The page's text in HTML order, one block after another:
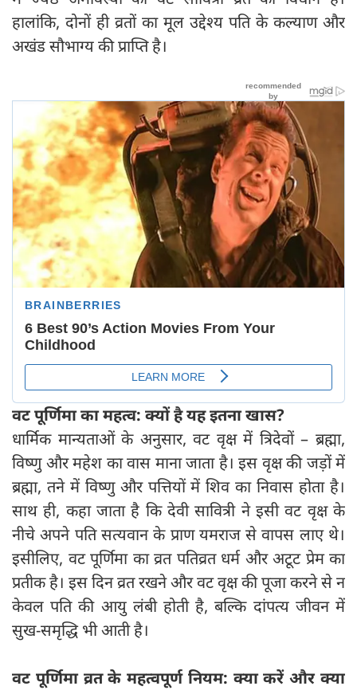
हालांकि, दोनों ही व्रतों का मूल उद्देश्य पति के कल्याण और
अखंड सौभाग्य की प्राप्ति है।
वट पूर्णिमा का महत्व: क्यों है यह इतना खास?
धार्मिक मान्यताओं के अनुसार, वट वृक्ष में त्रिदेवों – ब्रह्मा,
विष्णु और महेश का वास माना जाता है। इस वृक्ष की जड़ों में
ब्रह्मा, तने में विष्णु और पत्तियों में शिव का निवास होता है।
साथ ही, कहा जाता है कि देवी सावित्री ने इसी वट वृक्ष के
नीचे अपने पति सत्यवान के प्राण यमराज से वापस लाए थे।
इसीलिए, वट पूर्णिमा का व्रत पतिव्रत धर्म और अटूट प्रेम का
प्रतीक है। इस दिन व्रत रखने और वट वृक्ष की पूजा करने से न
केवल पति की आयु लंबी होती है, बल्कि दांपत्य जीवन में
सुख-समृद्धि भी आती है।
वट पूर्णिमा व्रत के महत्वपूर्ण नियम: क्या करें और क्या